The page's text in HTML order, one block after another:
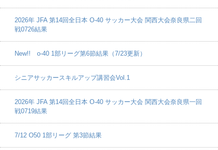
2026年 JFA 第14回全日本 O-40 サッカー大会 関西大会奈良県二回
戦0726結果
New!! o-40 1部リーグ第6節結果（7/23更新）
シニアサッカースキルアップ講習会Vol.1
2026年 JFA 第14回全日本 O-40 サッカー大会 関西大会奈良県一回
戦0719結果
7/12 O50 1部リーグ 第3節結果